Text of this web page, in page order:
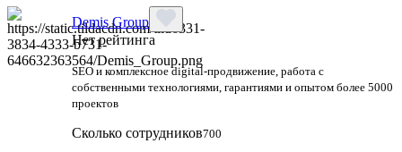
Demis Group
Нет рейтинга
SEO и комплексное digital-продвижение, работа с
собственными технологиями, гарантиями и опытом более 5000
проектов
Сколько сотрудников700